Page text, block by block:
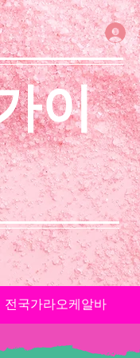
이
전국가라오케알바